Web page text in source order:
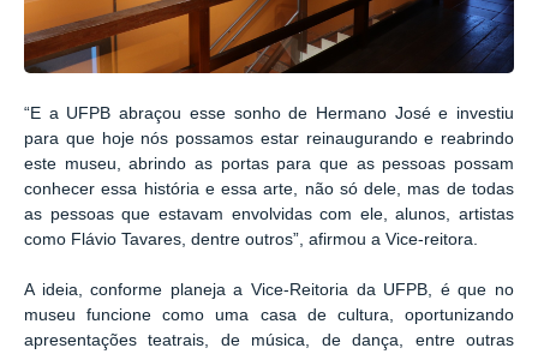
“E a UFPB abraçou esse sonho de Hermano José e investiu
para que hoje nós possamos estar reinaugurando e reabrindo
este museu, abrindo as portas para que as pessoas possam
conhecer essa história e essa arte, não só dele, mas de todas
as pessoas que estavam envolvidas com ele, alunos, artistas
como Flávio Tavares, dentre outros”, afirmou a Vice-reitora.
A ideia, conforme planeja a Vice-Reitoria da UFPB, é que no
museu funcione como uma casa de cultura, oportunizando
apresentações teatrais, de música, de dança, entre outras